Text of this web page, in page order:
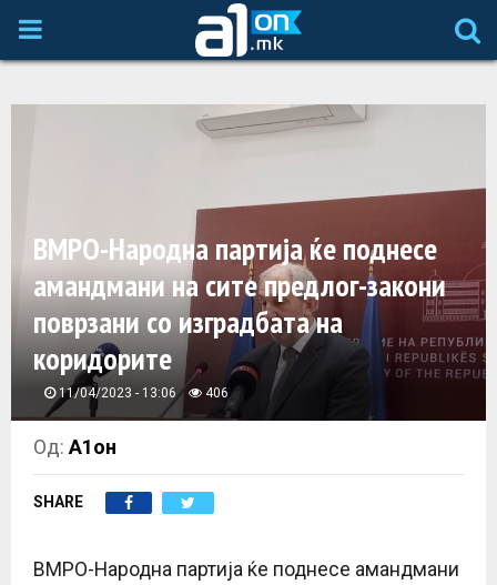
P
A
R
M
E
N
ВМРО-Народна партија ќе поднесе
амандмани на сите предлог-закони
поврзани со изградбата на
коридорите
11/04/2023 - 13:06 406
Од:А1он
SHARE
ВМРО-Народна партија ќе поднесе амандмани